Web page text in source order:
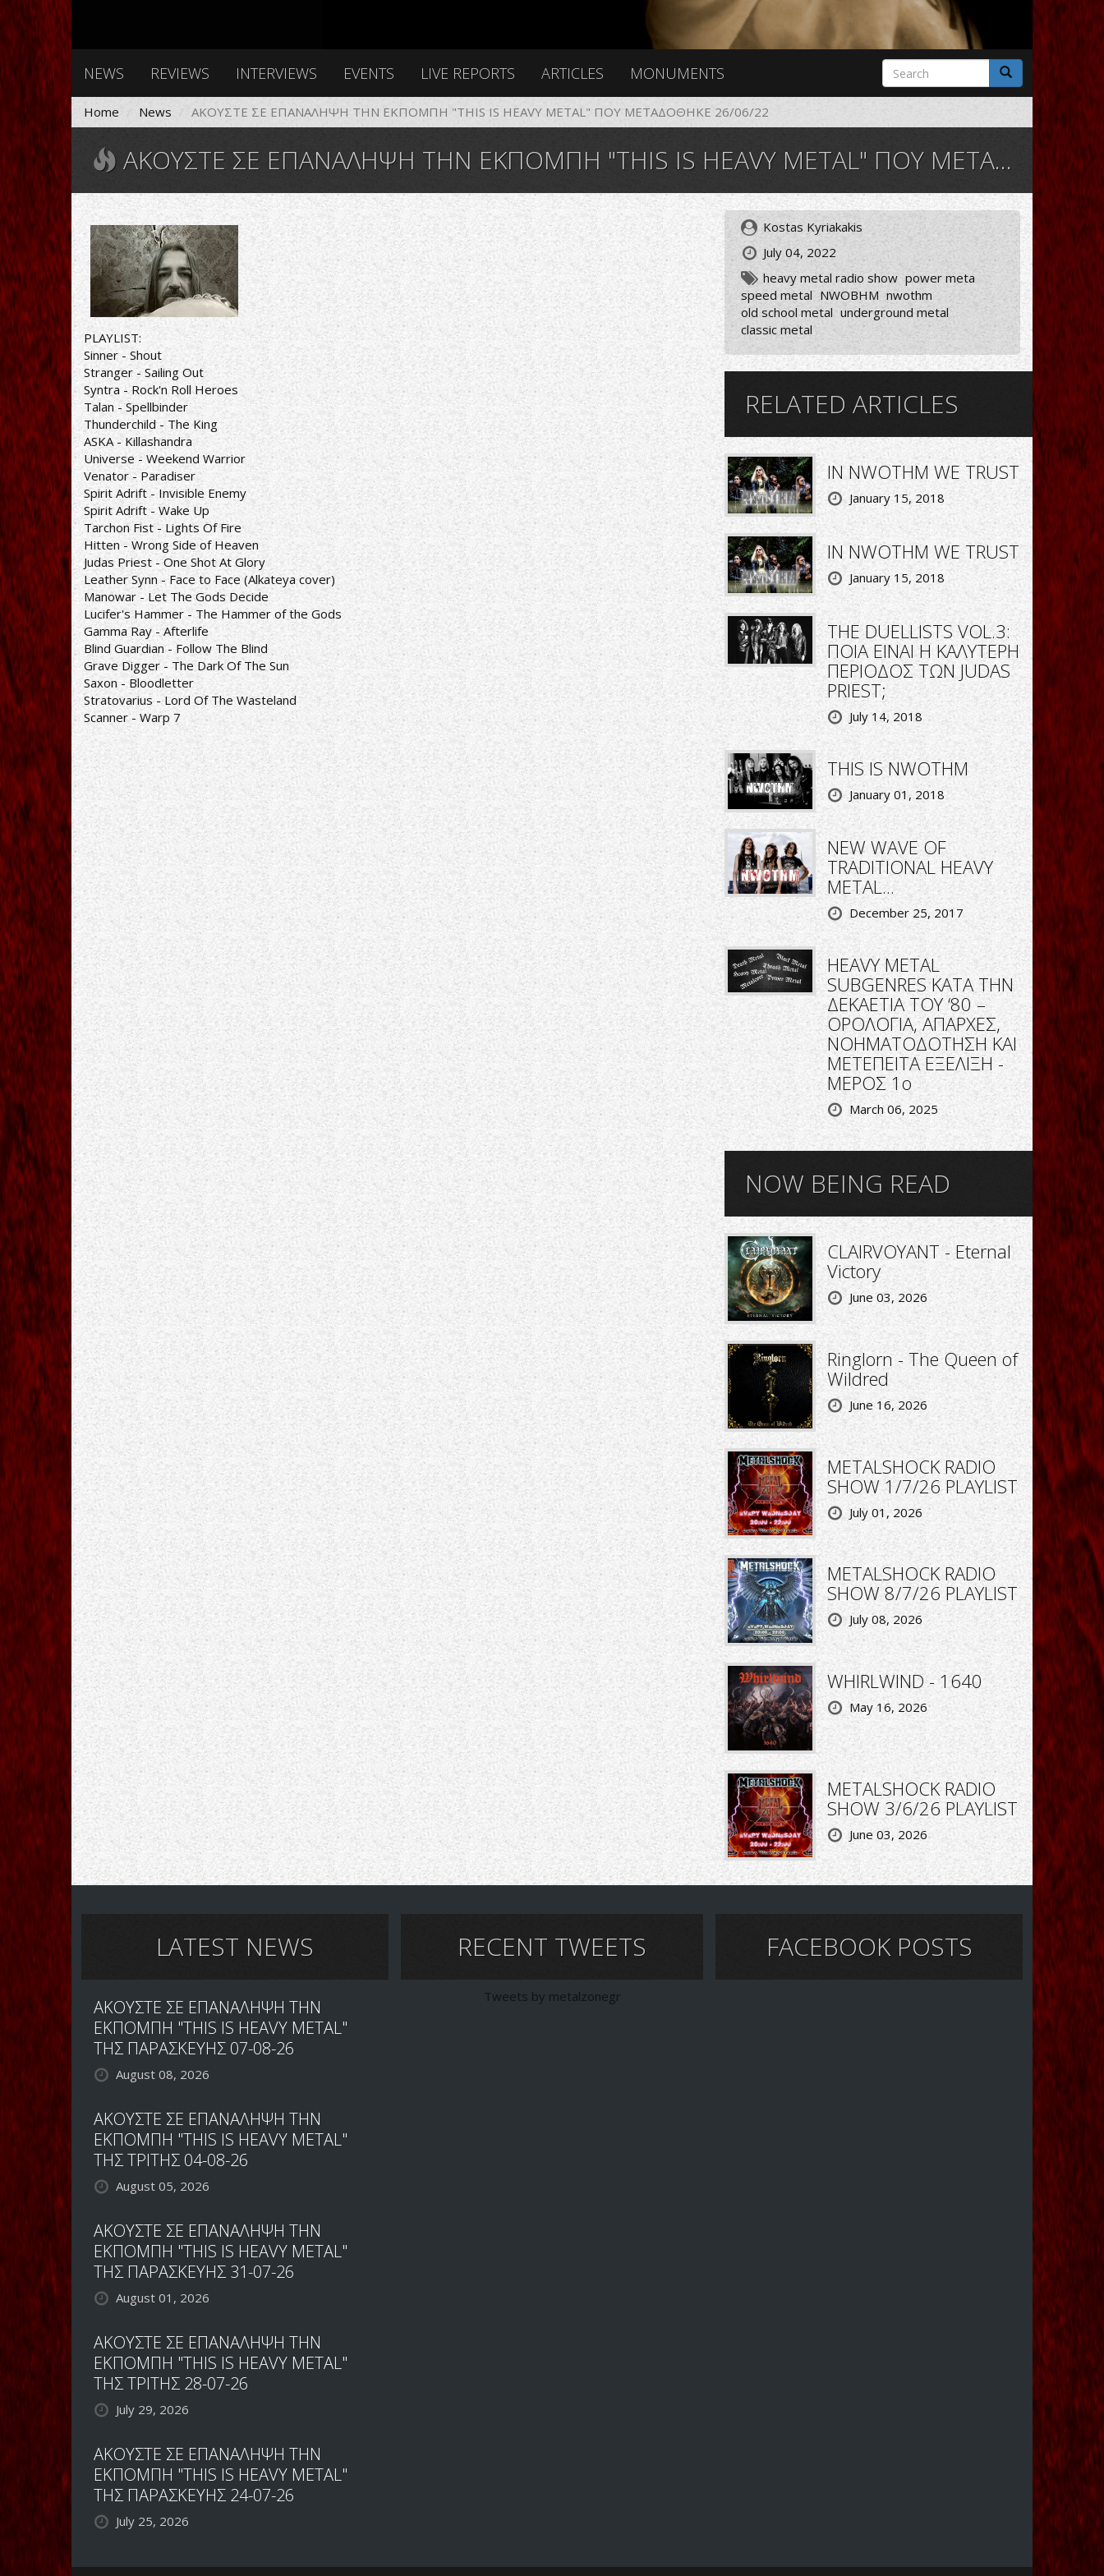
NEWS REVIEWS INTERVIEWS EVENTS LIVE REPORTS ARTICLES MONUMENTS
Search
form
Search
Home News ΑΚΟΥΣΤΕ ΣΕ ΕΠΑΝΑΛΗΨΗ ΤΗΝ ΕΚΠΟΜΠΗ "THIS IS HEAVY METAL" ΠΟΥ ΜΕΤΑΔΟΘΗΚΕ 26/06/22
ΑΚΟΥΣΤΕ ΣΕ ΕΠΑΝΑΛΗΨΗ ΤΗΝ ΕΚΠΟΜΠΗ "THIS IS HEAVY METAL" ΠΟΥ ΜΕΤΑΔΟΘΗΚΕ 26/06/22
PLAYLIST:
Sinner - Shout
Stranger - Sailing Out
Syntra - Rock'n Roll Heroes
Talan - Spellbinder
Thunderchild - The King
ASKA - Killashandra
Universe - Weekend Warrior
Venator - Paradiser
Spirit Adrift - Invisible Enemy
Spirit Adrift - Wake Up
Tarchon Fist - Lights Of Fire
Hitten - Wrong Side of Heaven
Judas Priest - One Shot At Glory
Leather Synn - Face to Face (Alkateya cover)
Manowar - Let The Gods Decide
Lucifer's Hammer - The Hammer of the Gods
Gamma Ray - Afterlife
Blind Guardian - Follow The Blind
Grave Digger - The Dark Of The Sun
Saxon - Bloodletter
Stratovarius - Lord Of The Wasteland
Scanner - Warp 7
Kostas Kyriakakis
July 04, 2022
heavy metal radio show power meta
speed metal NWOBHM nwothm
old school metal underground metal
classic metal
RELATED ARTICLES
IN NWOTHM WE TRUST
January 15, 2018
IN NWOTHM WE TRUST
January 15, 2018
THE DUELLISTS VOL.3:
ΠΟΙΑ ΕΙΝΑΙ Η ΚΑΛΥΤΕΡΗ
ΠΕΡΙΟΔΟΣ ΤΩΝ JUDAS
PRIEST;
July 14, 2018
THIS IS NWOTHM
January 01, 2018
NEW WAVE OF
TRADITIONAL HEAVY
METAL...
December 25, 2017
HEAVY METAL
SUBGENRES ΚΑΤΑ ΤΗΝ
ΔΕΚΑΕΤΙΑ ΤΟΥ ‘80 –
ΟΡΟΛΟΓΙΑ, ΑΠΑΡΧΕΣ,
ΝΟΗΜΑΤΟΔΟΤΗΣΗ ΚΑΙ
ΜΕΤΕΠΕΙΤΑ ΕΞΕΛΙΞΗ -
ΜΕΡΟΣ 1ο
March 06, 2025
NOW BEING READ
CLAIRVOYANT - Eternal
Victory
June 03, 2026
Ringlorn - The Queen of
Wildred
June 16, 2026
METALSHOCK RADIO
SHOW 1/7/26 PLAYLIST
July 01, 2026
METALSHOCK RADIO
SHOW 8/7/26 PLAYLIST
July 08, 2026
WHIRLWIND - 1640
May 16, 2026
METALSHOCK RADIO
SHOW 3/6/26 PLAYLIST
June 03, 2026
LATEST NEWS
ΑΚΟΥΣΤΕ ΣΕ ΕΠΑΝΑΛΗΨΗ ΤΗΝ
ΕΚΠΟΜΠΗ "THIS IS HEAVY METAL"
ΤΗΣ ΠΑΡΑΣΚΕΥΗΣ 07-08-26
August 08, 2026
ΑΚΟΥΣΤΕ ΣΕ ΕΠΑΝΑΛΗΨΗ ΤΗΝ
ΕΚΠΟΜΠΗ "THIS IS HEAVY METAL"
ΤΗΣ ΤΡΙΤΗΣ 04-08-26
August 05, 2026
ΑΚΟΥΣΤΕ ΣΕ ΕΠΑΝΑΛΗΨΗ ΤΗΝ
ΕΚΠΟΜΠΗ "THIS IS HEAVY METAL"
ΤΗΣ ΠΑΡΑΣΚΕΥΗΣ 31-07-26
August 01, 2026
ΑΚΟΥΣΤΕ ΣΕ ΕΠΑΝΑΛΗΨΗ ΤΗΝ
ΕΚΠΟΜΠΗ "THIS IS HEAVY METAL"
ΤΗΣ ΤΡΙΤΗΣ 28-07-26
July 29, 2026
ΑΚΟΥΣΤΕ ΣΕ ΕΠΑΝΑΛΗΨΗ ΤΗΝ
ΕΚΠΟΜΠΗ "THIS IS HEAVY METAL"
ΤΗΣ ΠΑΡΑΣΚΕΥΗΣ 24-07-26
July 25, 2026
RECENT TWEETS
Tweets by metalzonegr
FACEBOOK POSTS